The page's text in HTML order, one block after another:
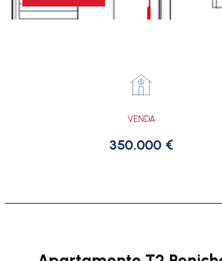
VENDA
350.000 €